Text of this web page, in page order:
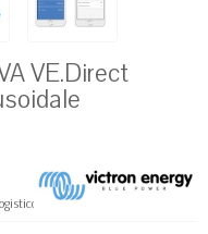
VE.Direct
Europa